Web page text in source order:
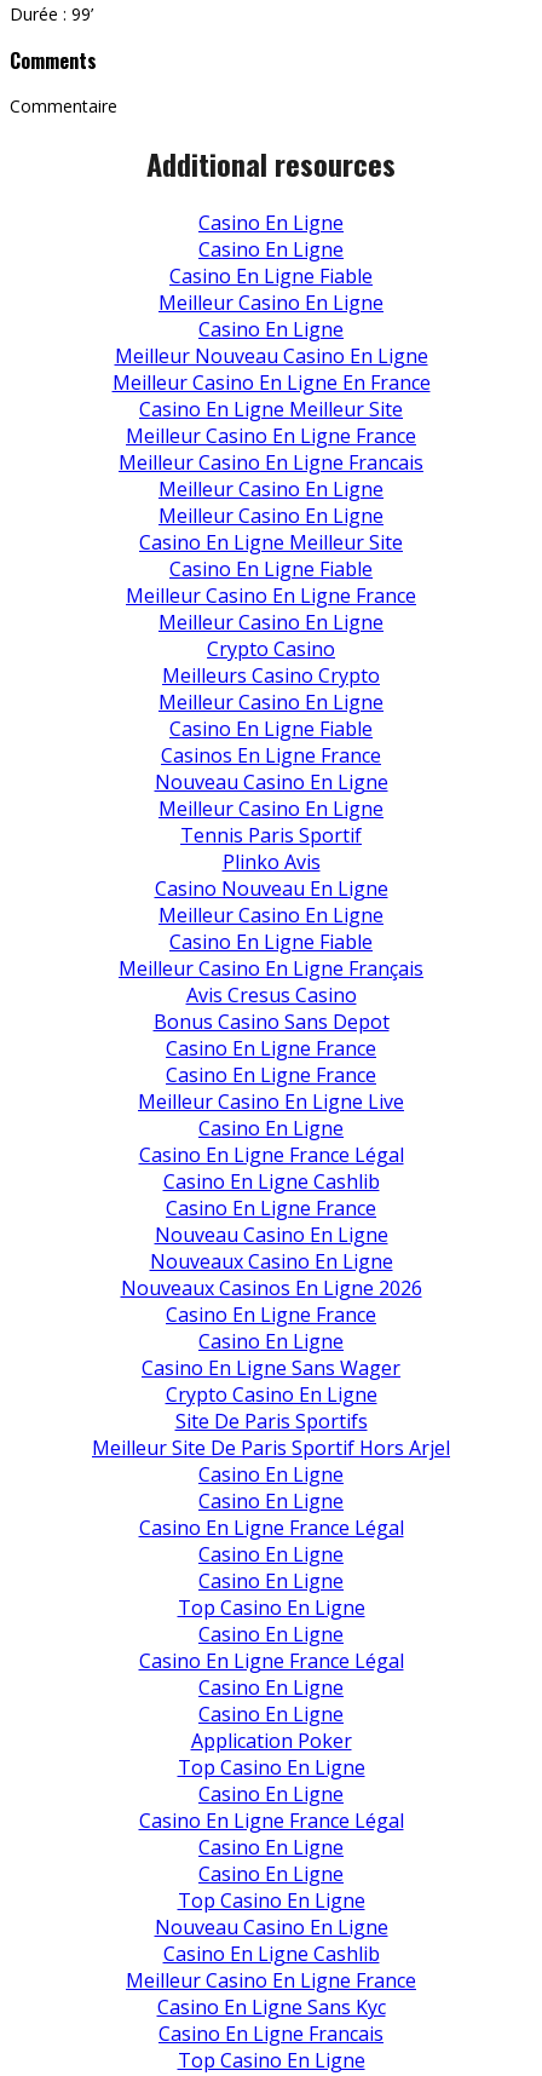
Durée : 99’
Comments
Commentaire
Additional resources
Casino En Ligne
Casino En Ligne
Casino En Ligne Fiable
Meilleur Casino En Ligne
Casino En Ligne
Meilleur Nouveau Casino En Ligne
Meilleur Casino En Ligne En France
Casino En Ligne Meilleur Site
Meilleur Casino En Ligne France
Meilleur Casino En Ligne Francais
Meilleur Casino En Ligne
Meilleur Casino En Ligne
Casino En Ligne Meilleur Site
Casino En Ligne Fiable
Meilleur Casino En Ligne France
Meilleur Casino En Ligne
Crypto Casino
Meilleurs Casino Crypto
Meilleur Casino En Ligne
Casino En Ligne Fiable
Casinos En Ligne France
Nouveau Casino En Ligne
Meilleur Casino En Ligne
Tennis Paris Sportif
Plinko Avis
Casino Nouveau En Ligne
Meilleur Casino En Ligne
Casino En Ligne Fiable
Meilleur Casino En Ligne Français
Avis Cresus Casino
Bonus Casino Sans Depot
Casino En Ligne France
Casino En Ligne France
Meilleur Casino En Ligne Live
Casino En Ligne
Casino En Ligne France Légal
Casino En Ligne Cashlib
Casino En Ligne France
Nouveau Casino En Ligne
Nouveaux Casino En Ligne
Nouveaux Casinos En Ligne 2026
Casino En Ligne France
Casino En Ligne
Casino En Ligne Sans Wager
Crypto Casino En Ligne
Site De Paris Sportifs
Meilleur Site De Paris Sportif Hors Arjel
Casino En Ligne
Casino En Ligne
Casino En Ligne France Légal
Casino En Ligne
Casino En Ligne
Top Casino En Ligne
Casino En Ligne
Casino En Ligne France Légal
Casino En Ligne
Casino En Ligne
Application Poker
Top Casino En Ligne
Casino En Ligne
Casino En Ligne France Légal
Casino En Ligne
Casino En Ligne
Top Casino En Ligne
Nouveau Casino En Ligne
Casino En Ligne Cashlib
Meilleur Casino En Ligne France
Casino En Ligne Sans Kyc
Casino En Ligne Francais
Top Casino En Ligne